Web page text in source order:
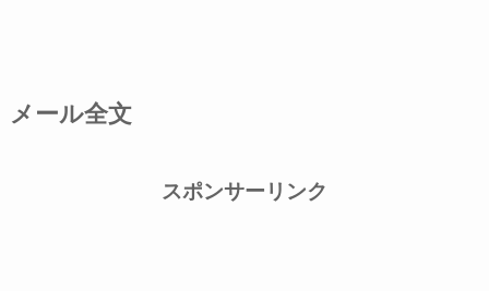
メール全文
スポンサーリンク